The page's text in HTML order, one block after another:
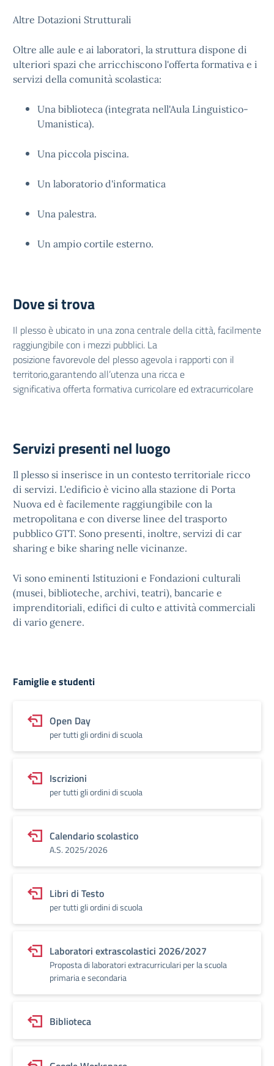
Altre Dotazioni Strutturali
Oltre alle aule e ai laboratori, la struttura dispone di
ulteriori spazi che arricchiscono l'offerta formativa e i
servizi della comunità scolastica:
Una biblioteca (integrata nell'Aula Linguistico-
Umanistica).
Una piccola piscina.
Un laboratorio d'informatica
Una palestra.
Un ampio cortile esterno.
Dove si trova
Il plesso è ubicato in una zona centrale della città, facilmente
raggiungibile con i mezzi pubblici. La
posizione favorevole del plesso agevola i rapporti con il
territorio,garantendo all’utenza una ricca e
significativa offerta formativa curricolare ed extracurricolare
Servizi presenti nel luogo
Il plesso si inserisce in un contesto territoriale ricco
di servizi. L'edificio è vicino alla stazione di Porta
Nuova ed è facilemente raggiungibile con la
metropolitana e con diverse linee del trasporto
pubblico GTT. Sono presenti, inoltre, servizi di car
sharing e bike sharing nelle vicinanze.
Vi sono eminenti Istituzioni e Fondazioni culturali
(musei, biblioteche, archivi, teatri), bancarie e
imprenditoriali, edifici di culto e attività commerciali
di vario genere.
Famiglie e studenti
Open Day
per tutti gli ordini di scuola
Iscrizioni
per tutti gli ordini di scuola
Calendario scolastico
A.S. 2025/2026
Libri di Testo
per tutti gli ordini di scuola
Laboratori extrascolastici 2026/2027
Proposta di laboratori extracurriculari per la scuola
primaria e secondaria
Biblioteca